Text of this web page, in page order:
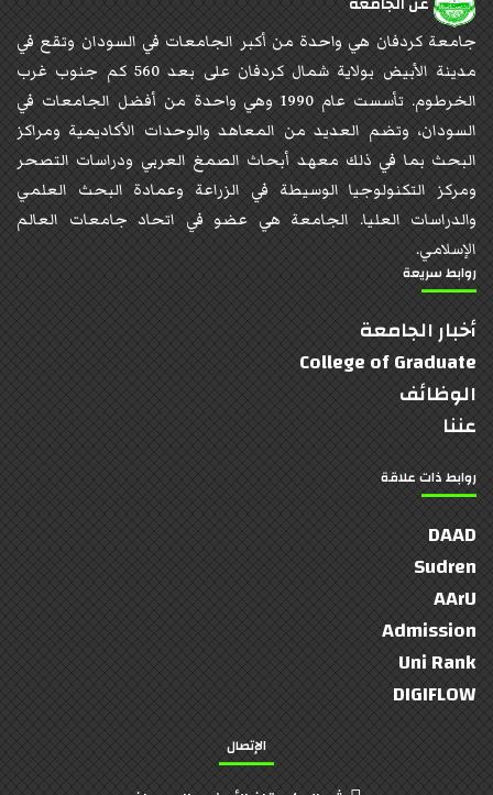
جامعة كردفان هي واحدة من أكبر الجامعات في السودان وتقع في
مدينة الأبيض بولاية شمال كردفان على بعد 560 كم جنوب غرب
الخرطوم. تأسست عام 1990 وهي واحدة من أفضل الجامعات في
السودان، وتضم العديد من المعاهد والوحدات الأكاديمية ومراكز
البحث بما في ذلك معهد أبحاث الصمغ العربي ودراسات التصحر
ومركز التكنولوجيا الوسيطة في الزراعة وعمادة البحث العلمي
والدراسات العليا. الجامعة هي عضو في اتحاد جامعات العالم
الإسلامي.
روابط سريعة
أخبار الجامعة
College of Graduate
الوظائف
عننا
روابط ذات علاقة
DAAD
Sudren
AArU
Admission
Uni Rank
DIGIFLOW
الإتصال